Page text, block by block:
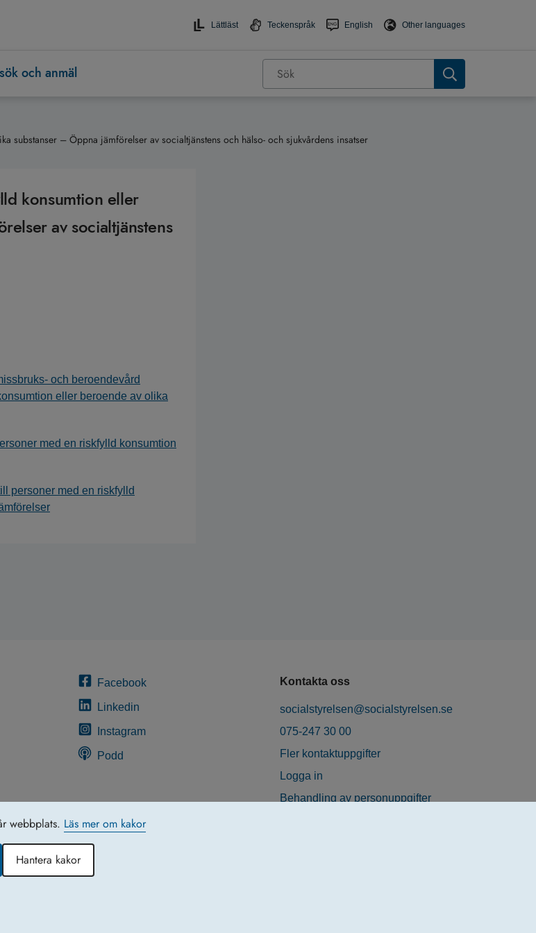
webbplats. Läs mer om kakor
Hantera kakor
Lättläst Teckenspråk English Other languages
och anmäl
– Öppna jämförelser av socialtjänstens och hälso- och sjukvårdens insatser
konsumtion eller
av socialtjänstens
och beroendevård
eller beroende av olika
med en riskfylld konsumtion
personer med en riskfylld
Facebook
Linkedin
Instagram
Podd
Kontakta oss
socialstyrelsen@socialstyrelsen.se
075-247 30 00
Fler kontaktuppgifter
Logga in
Behandling av personuppgifter